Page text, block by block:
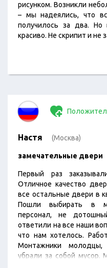
рисунком. Возникли
– мы надеялись, что
получилось за два. Но
красиво. Не скрипит и не
Настя (Москва)
замечательные двери
Первый раз
Отличное качество
все остальные двери в
Пошли выбирать в
персонал, не
ответили на все наши
что нам хотелось.
Монтажники молодцы,
убрали за собой мусор.